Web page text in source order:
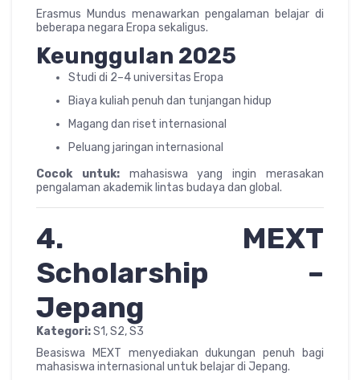
Erasmus Mundus menawarkan pengalaman belajar di
beberapa negara Eropa sekaligus.
Keunggulan 2025
Studi di 2–4 universitas Eropa
Biaya kuliah penuh dan tunjangan hidup
Magang dan riset internasional
Peluang jaringan internasional
Cocok untuk:mahasiswa yang ingin merasakan
pengalaman akademik lintas budaya dan global.
4. MEXT
Scholarship –
Jepang
Kategori:S1, S2, S3
Beasiswa MEXT menyediakan dukungan penuh bagi
mahasiswa internasional untuk belajar di Jepang.